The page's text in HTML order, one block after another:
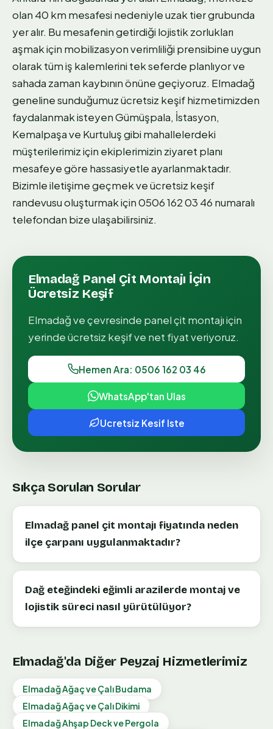
olan 40 km mesafesi nedeniyle uzak tier grubunda
yer alır. Bu mesafenin getirdiği lojistik zorlukları
aşmak için mobilizasyon verimliliği prensibine uygun
olarak tüm iş kalemlerini tek seferde planlıyor ve
sahada zaman kaybının önüne geçiyoruz. Elmadağ
geneline sunduğumuz ücretsiz keşif hizmetimizden
faydalanmak isteyen Gümüşpala, İstasyon,
Kemalpaşa ve Kurtuluş gibi mahallelerdeki
müşterilerimiz için ekiplerimizin ziyaret planı
mesafeye göre hassasiyetle ayarlanmaktadır.
Bizimle iletişime geçmek ve ücretsiz keşif
randevusu oluşturmak için 0506 162 03 46 numaralı
telefondan bize ulaşabilirsiniz.
Elmadağ Panel Çit Montajı İçin
Ücretsiz Keşif
Elmadağve çevresinde panel çit montajıiçin
yerinde ücretsiz keşif ve net fiyat veriyoruz.
Hemen Ara: 0506 162 03 46
WhatsApp'tan Ulas
Ucretsiz Kesif Iste
Sıkça Sorulan Sorular
Elmadağ panel çit montajı fiyatında neden
ilçe çarpanı uygulanmaktadır?
Dağ eteğindeki eğimli arazilerde montaj ve
lojistik süreci nasıl yürütülüyor?
Elmadağ'da Diğer Peyzaj Hizmetlerimiz
ElmadağAğaç ve Çalı Budama
ElmadağAğaç ve Çalı Dikimi
ElmadağAhşap Deck ve Pergola